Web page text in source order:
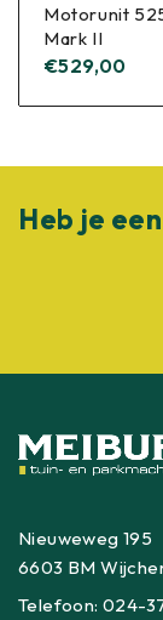
Motorunit
Mark II
€529,00
Heb je
Nieuweweg 195
6603 BM
Telefoon:024-